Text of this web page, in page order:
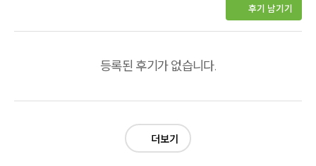
후기 남기기
등록된 후기가 없습니다.
더보기